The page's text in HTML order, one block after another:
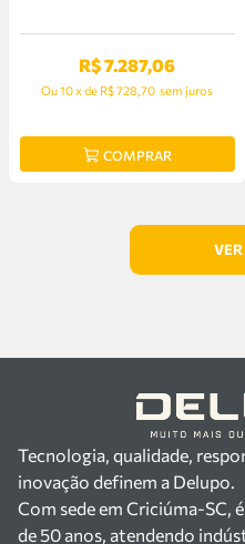
R$7.287,06
Ou10xde R$ 728,70 sem juros
COMPRAR
Tecnologia, qualidade,
inovação definem a Delupo.
Com sede em Criciúma-SC,
de 50 anos, atendendo